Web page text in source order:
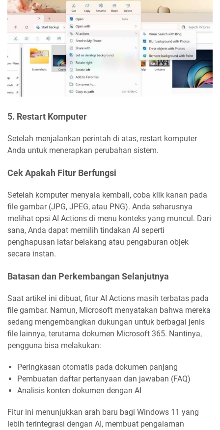
5. Restart Komputer
Setelah menjalankan perintah di atas, restart komputer
Anda untuk menerapkan perubahan sistem.
Cek Apakah Fitur Berfungsi
Setelah komputer menyala kembali, coba klik kanan pada
file gambar (JPG, JPEG, atau PNG). Anda seharusnya
melihat opsi AI Actions di menu konteks yang muncul. Dari
sana, Anda dapat memilih tindakan AI seperti
penghapusan latar belakang atau pengaburan objek
secara instan.
Batasan dan Perkembangan Selanjutnya
Saat artikel ini dibuat, fitur AI Actions masih terbatas pada
file gambar. Namun, Microsoft menyatakan bahwa mereka
sedang mengembangkan dukungan untuk berbagai jenis
file lainnya, terutama dokumen Microsoft 365. Nantinya,
pengguna bisa melakukan:
Peringkasan otomatis pada dokumen panjang
Pembuatan daftar pertanyaan dan jawaban (FAQ)
Analisis konten dokumen dengan AI
Fitur ini menunjukkan arah baru bagi Windows 11 yang
lebih terintegrasi dengan AI, membuat pengalaman